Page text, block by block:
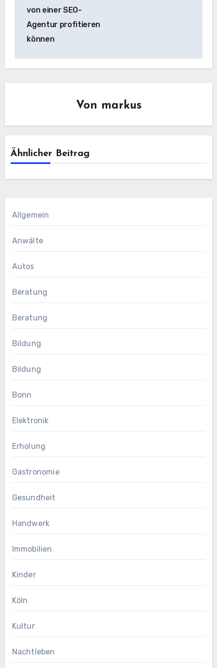
von einer SEO-
Agentur profitieren
können
Von markus
Ähnlicher Beitrag
Allgemein
Anwälte
Autos
Beratung
Beratung
Bildung
Bildung
Bonn
Elektronik
Erholung
Gastronomie
Gesundheit
Handwerk
Immobilien
Kinder
Köln
Kultur
Nachtleben